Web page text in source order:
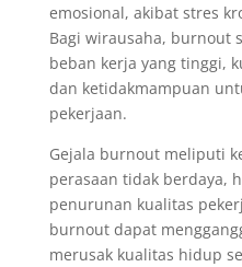
emosional, akibat stres
Bagi wirausaha, burnout
beban kerja yang tinggi,
dan ketidakmampuan
pekerjaan.
Gejala burnout meliputi
perasaan tidak berdaya,
penurunan kualitas
burnout dapat
merusak kualitas hidup